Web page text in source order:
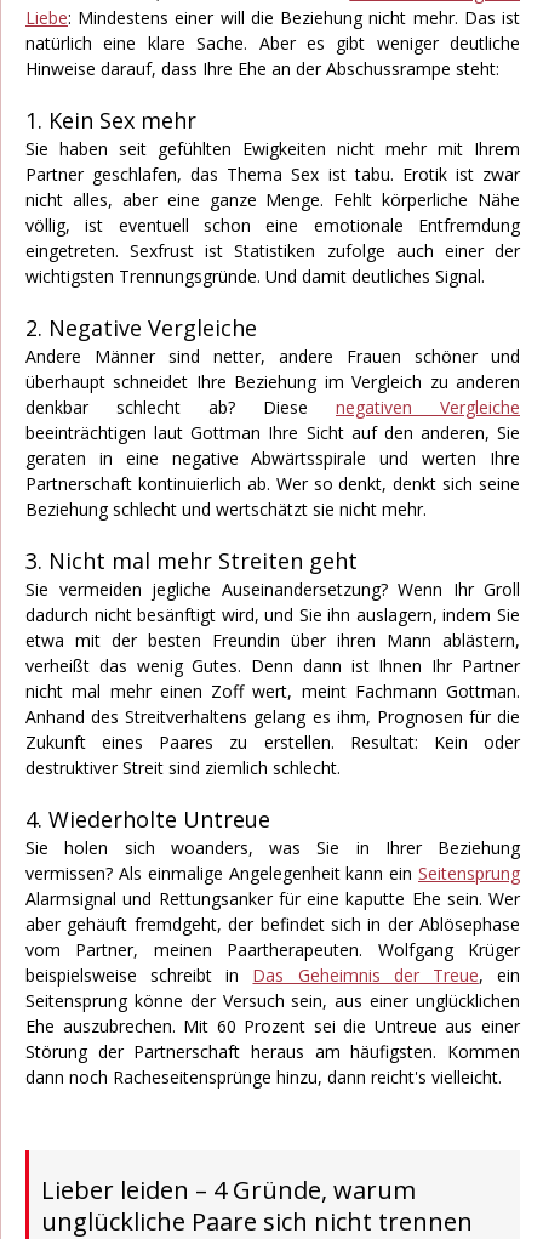
Liebe: Mindestens einer will die Beziehung nicht mehr. Das ist
natürlich eine klare Sache. Aber es gibt weniger deutliche
Hinweise darauf, dass Ihre Ehe an der Abschussrampe steht:
1. Kein Sex mehr
Sie haben seit gefühlten Ewigkeiten nicht mehr mit Ihrem
Partner geschlafen, das Thema Sex ist tabu. Erotik ist zwar
nicht alles, aber eine ganze Menge. Fehlt körperliche Nähe
völlig, ist eventuell schon eine emotionale Entfremdung
eingetreten. Sexfrust ist Statistiken zufolge auch einer der
wichtigsten Trennungsgründe. Und damit deutliches Signal.
2. Negative Vergleiche
Andere Männer sind netter, andere Frauen schöner und
überhaupt schneidet Ihre Beziehung im Vergleich zu anderen
denkbar schlecht ab? Diese negativen Vergleiche
beeinträchtigen laut Gottman Ihre Sicht auf den anderen, Sie
geraten in eine negative Abwärtsspirale und werten Ihre
Partnerschaft kontinuierlich ab. Wer so denkt, denkt sich seine
Beziehung schlecht und wertschätzt sie nicht mehr.
3. Nicht mal mehr Streiten geht
Sie vermeiden jegliche Auseinandersetzung? Wenn Ihr Groll
dadurch nicht besänftigt wird, und Sie ihn auslagern, indem Sie
etwa mit der besten Freundin über ihren Mann ablästern,
verheißt das wenig Gutes. Denn dann ist Ihnen Ihr Partner
nicht mal mehr einen Zoff wert, meint Fachmann Gottman.
Anhand des Streitverhaltens gelang es ihm, Prognosen für die
Zukunft eines Paares zu erstellen. Resultat: Kein oder
destruktiver Streit sind ziemlich schlecht.
4. Wiederholte Untreue
Sie holen sich woanders, was Sie in Ihrer Beziehung
vermissen? Als einmalige Angelegenheit kann ein Seitensprung
Alarmsignal und Rettungsanker für eine kaputte Ehe sein. Wer
aber gehäuft fremdgeht, der befindet sich in der Ablösephase
vom Partner, meinen Paartherapeuten. Wolfgang Krüger
beispielsweise schreibt in Das Geheimnis der Treue, ein
Seitensprung könne der Versuch sein, aus einer unglücklichen
Ehe auszubrechen. Mit 60 Prozent sei die Untreue aus einer
Störung der Partnerschaft heraus am häufigsten. Kommen
dann noch Racheseitensprünge hinzu, dann reicht's vielleicht.
Lieber leiden – 4 Gründe, warum
unglückliche Paare sich nicht trennen